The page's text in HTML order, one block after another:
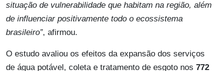
situação de vulnerabilidade que habitam na região, além
de influenciar positivamente todo o ecossistema
brasileiro”, afirmou.
O estudo avaliou os efeitos da expansão dos serviços
de água potável, coleta e tratamento de esgoto nos 772